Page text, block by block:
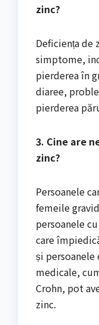
zinc?
Deficiența de
simptome,
pierderea în
diaree,
pierderea
3. Cine are
zinc?
Persoanele
femeile
persoanele
care
și
medicale,
Crohn, pot
zinc.